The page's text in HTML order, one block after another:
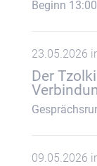
Beginn
23.05.2026
Der
09.05.2026